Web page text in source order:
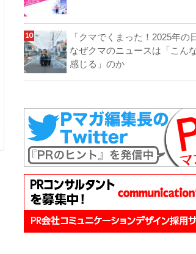
「クマでくまった！2025年
なぜクマのニュースは「こん
感じる」のか